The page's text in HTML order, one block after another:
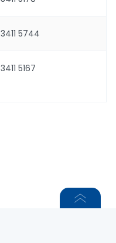
3411 5744
3411 5167